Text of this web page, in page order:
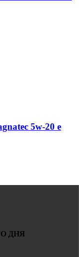
5w-20 e
ДНЯ